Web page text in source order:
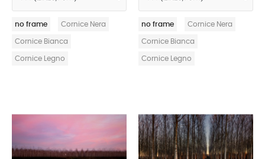
no frame Cornice Nera
Cornice Bianca
Cornice Legno
no frame Cornice Nera
Cornice Bianca
Cornice Legno